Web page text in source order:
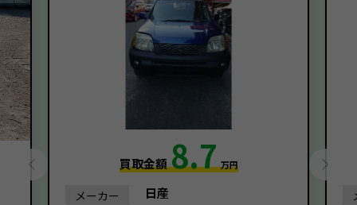
買取金額8.7 万円
メーカー 日産